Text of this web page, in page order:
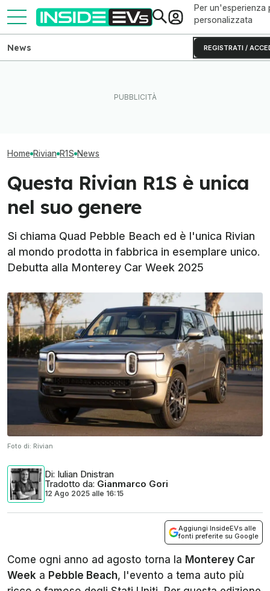
Per un'esperienza
personalizzata
REGISTRATI /
News
Home Rivian R1S News
Questa Rivian R1S è unica
nel suo genere
Si chiama Quad Pebble Beach ed è l'unica Rivian
al mondo prodotta in fabbrica in esemplare unico.
Debutta alla Monterey Car Week 2025
Foto di: Rivian
Di: Iulian Dnistran
Tradotto da: Gianmarco Gori
12 Ago 2025 alle 16:15
Aggiungi InsideEVs alle
fonti preferite su Google
Come ogni anno ad agosto torna la Monterey Car
Week a Pebble Beach, l'evento a tema auto più